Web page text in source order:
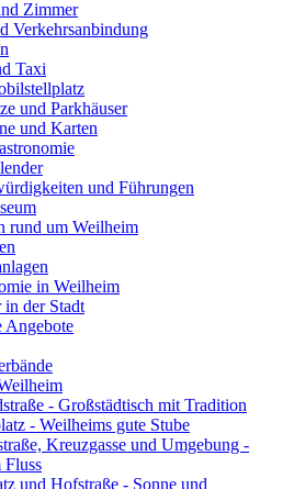
Zimmer
Verkehrsanbindung
Taxi
und Parkhäuser
und Karten
und Führungen
rund um Weilheim
in Weilheim
in der Stadt
Angebote
- Großstädtisch mit Tradition
- Weilheims gute Stube
Kreuzgasse und Umgebung -
Fluss
und Hofstraße - Sonne und